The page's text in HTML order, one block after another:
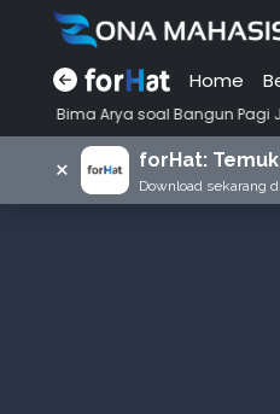
Home
soal Bangun Pagi Jadi Perdebatan
× forHat:
Download sekarang